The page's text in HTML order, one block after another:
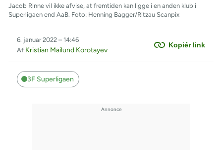
Jacob Rinne vil ikke afvise, at fremtiden kan ligge i en anden klub i
Superligaen end AaB. Foto: Henning Bagger/Ritzau Scanpix
Kopiér link
6. januar 2022 – 14:46
Af Kristian Mailund Korotayev
3F Superligaen